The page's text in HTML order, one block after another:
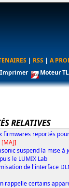
| RSS | A
Imprimer Moteur
RELATIVES
firmwares reportés
[MAJ]
suspend la mise à
le LUMIX Lab
de l'interface
rappelle certains